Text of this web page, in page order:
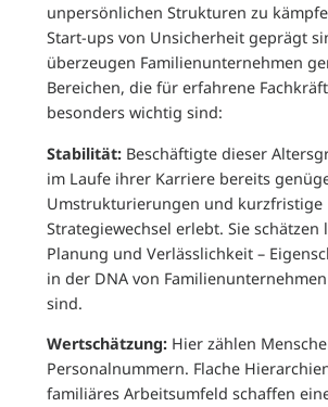
unpersönlichen Strukturen zu
Start-ups von Unsicherheit geprägt
überzeugen Familienunternehmen
Bereichen, die für erfahrene
besonders wichtig sind:
Stabilität: Beschäftigte dieser
im Laufe ihrer Karriere bereits
Umstrukturierungen und kurzfristige
Strategiewechsel erlebt. Sie
Planung und Verlässlichkeit –
in der DNA von
sind.
Wertschätzung: Hier zählen
Personalnummern. Flache
familiäres Arbeitsumfeld schaffen